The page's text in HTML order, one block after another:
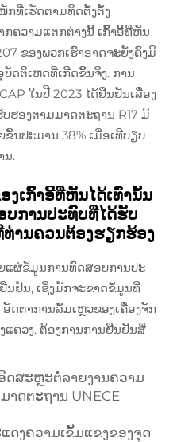
ກທີ່ເຮັດຕາມທິດຕັ້ງຕັ້ງ
ກຄວາມແຕກຕ່າງນີ້ ເກົ້າອີ້ທີ່ຫັນ
ຂອງພວກເຮົາອາດຈະຍັງຄົງມີ
ດຕິເຫດທີ່ເກີດຂຶ້ນຈິງ. ການ
ໃນປີ 2023 ໄດ້ຢືນຢັນເລື່ອງ
ຮອງຕາມມາດຕະຖານ R17 ມີ
ນປະມານ 38% ເມື່ອເທີບຽບ
ນ.
ງເກົ້າອີ້ທີ່ຫັນໄດ້ເທົ່ານັ້ນ
ການປະທົບທີ່ໄດ້ຮັບ
ານຄວນຕ້ອງຮຽກຮ້ອງ
ແຜ່ຂໍ້ມູນການທົດສອບການປະ
ນຢັນ, ເຊິ່ງມັກຈະຂາດຂໍ້ມູນທີ່
ດຕາການລົ້ມເຫຼວຂອງເຄື່ອງຈັກ
ແຄວງ. ຕ້ອງການການຢືນຢັນສີ່
ສະຫຼະຕໍ່ລາຍງານຄວາມ
າດຕະຖານ UNECE
ດງຄວາມເຂັ້ມແຂງຂອງຈຸດ